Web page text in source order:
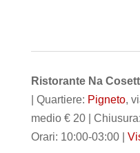
Ristorante Na
| Quartiere: Pigneto,
medio € 20 |
Orari: 10:00-03:00 |